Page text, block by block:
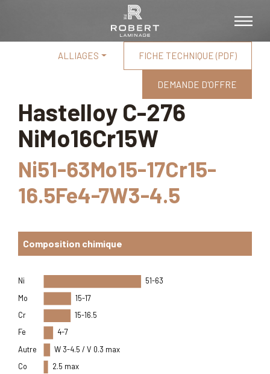
ALLIAGES FICHE TECHNIQUE (PDF)
DEMANDE D'OFFRE
Hastelloy C-276
NiMo16Cr15W
Ni51-63Mo15-17Cr15-
16.5Fe4-7W3-4.5
Composition chimique
Ni
51-63
Mo
15-17
Cr
15-16.5
Fe
4-7
Autre
W 3-4.5 / V 0.3 max
Co
2.5 max